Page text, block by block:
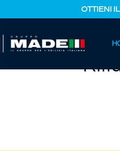
OTTIENI
RIFIUTI DEI PROCESSI CHIMICI